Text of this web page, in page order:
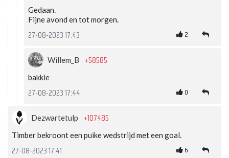
Gedaan.
Fijne avond en tot morgen.
27-08-2023 17:43 2
Willem_B +58585
bakkie
27-08-2023 17:44 0
Dezwartetulp +107485
Timber bekroont een puike wedstrijd met een goal.
27-08-2023 17:41 6